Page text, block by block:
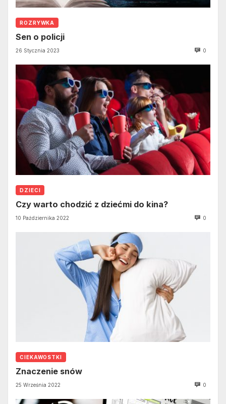
ROZRYWKA
Sen o policji
26 Stycznia 2023 0
DZIECI
Czy warto chodzić z dziećmi do kina?
10 Października 2022 0
CIEKAWOSTKI
Znaczenie snów
25 Września 2022 0